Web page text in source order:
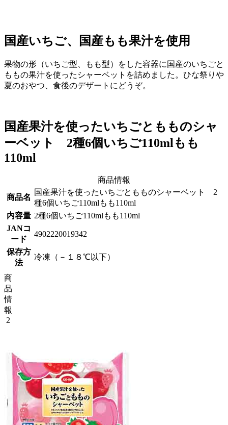
国産いちご、国産もも果汁を使用
果物の形（いちご型、もも型）をした容器に国産のいちごと
ももの果汁を使ったシャーベットを詰めました。ひな祭りや
夏のおやつ、食後のデザートにどうぞ。
国産果汁を使ったいちごともものシャ
ーベット 2種6個いちご110mlもも
110ml
商品情報
商品名
国産果汁を使ったいちごともものシャーベット 2
種6個いちご110mlもも110ml
内容量 2種6個いちご110mlもも110ml
JANコ
ード
4902220019342
保存方
法
冷凍（－１８℃以下）
商
品
情
報
2